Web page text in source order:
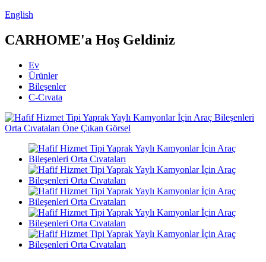
English
CARHOME'a Hoş Geldiniz
Ev
Ürünler
Bileşenler
C-Cıvata